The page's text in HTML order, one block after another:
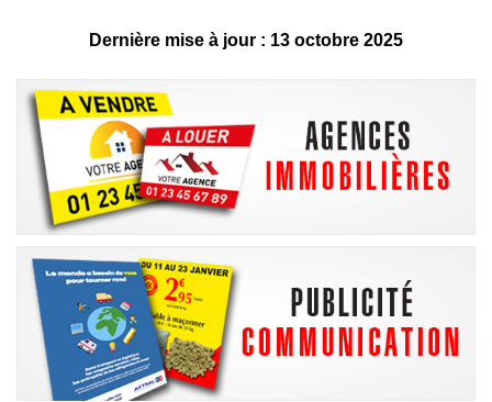
Dernière mise à jour : 13 octobre 2025